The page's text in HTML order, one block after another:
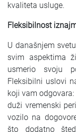
kvaliteta usluge.
Fleksibilnost
U današnjem
svim aspektima
usmerio svoju
Fleksibilni uslovi
koji vam
duži vremenski
vozilo na
što dodatno